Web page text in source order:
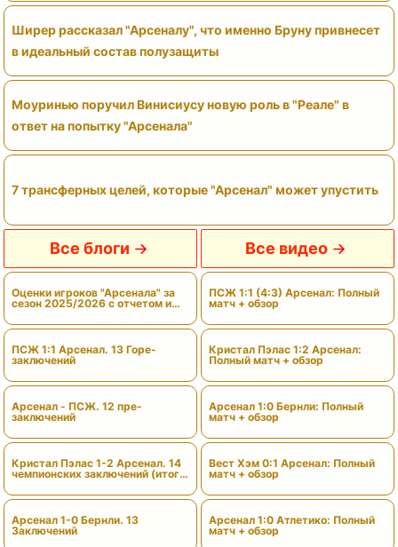
Ширер рассказал "Арсеналу", что именно Бруну привнесет
в идеальный состав полузащиты
Моуринью поручил Винисиусу новую роль в "Реале" в
ответ на попытку "Арсенала"
7 трансферных целей, которые "Арсенал" может упустить
Все блоги
Оценки игроков "Арсенала" за
сезон 2025/2026 с отчетом и
вердиктами
ПСЖ 1:1 Арсенал. 13 Горе-
заключений
Арсенал - ПСЖ. 12 пре-
заключений
Кристал Пэлас 1-2 Арсенал. 14
чемпионских заключений (итоги
Арсенал 1-0 Бернли. 13
Заключений
Все видео
ПСЖ 1:1 (4:3) Арсенал: Полный
матч + обзор
Кристал Пэлас 1:2 Арсенал:
Полный матч + обзор
Арсенал 1:0 Бернли: Полный
матч + обзор
Вест Хэм 0:1 Арсенал: Полный
матч + обзор
Арсенал 1:0 Атлетико: Полный
матч + обзор